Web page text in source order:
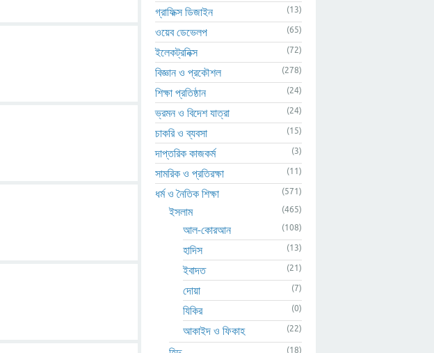
গ্রাফিক্স ডিজাইন (13)
ওয়েব ডেভেলপ (65)
ইলেকট্রনিক্স (72)
বিজ্ঞান ও প্রকৌশল (278)
শিক্ষা প্রতিষ্ঠান (24)
ভ্রমন ও বিদেশ যাত্রা (24)
চাকরি ও ব্যবসা (15)
দাপ্তরিক কাজকর্ম (3)
সামরিক ও প্রতিরক্ষা (11)
ধর্ম ও নৈতিক শিক্ষা (571)
ইসলাম (465)
আল-কোরআন (108)
হাদিস (13)
ইবাদত (21)
দোয়া (7)
যিকির (0)
আকাইদ ও ফিকাহ (22)
(18)